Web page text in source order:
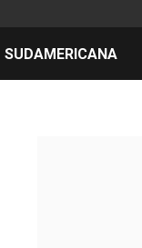
SUDAMERICANA